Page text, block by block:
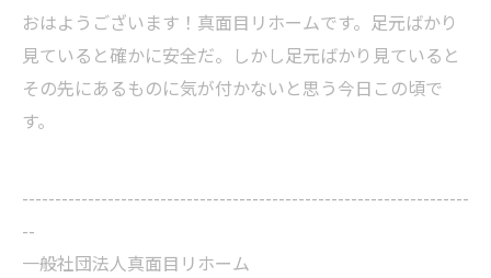
おはようございます！真面目リホームです。足元ばかり
見ていると確かに安全だ。しかし足元ばかり見ていると
その先にあるものに気が付かないと思う今日この頃で
す。
--------------------------------------------------------------------
--
一般社団法人真面目リホーム